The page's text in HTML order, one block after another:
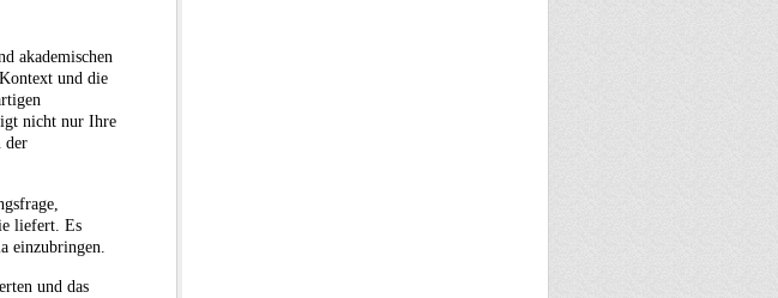
akademischen
und die
nicht nur Ihre
der
liefert. Es
einzubringen.
und das